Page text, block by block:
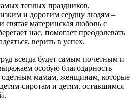
теплых праздников,
и дорогим сердцу людям –
материнская любовь с
нас, помогает преодолевать
верить в успех.
всегда будет самым почетным и
особую благодарность
мамам, женщинам, которые
сиротам и детям, оставшимся